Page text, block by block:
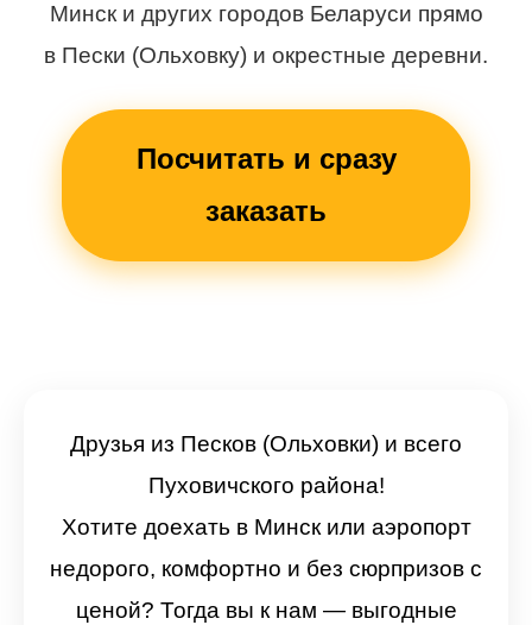
Минск и других городов Беларуси прямо
в Пески (Ольховку) и окрестные деревни.
Посчитать и сразу
заказать
Друзья из Песков (Ольховки) и всего
Пуховичского района!
Хотите доехать в Минск или аэропорт
недорого, комфортно и без сюрпризов с
ценой? Тогда вы к нам — выгодные